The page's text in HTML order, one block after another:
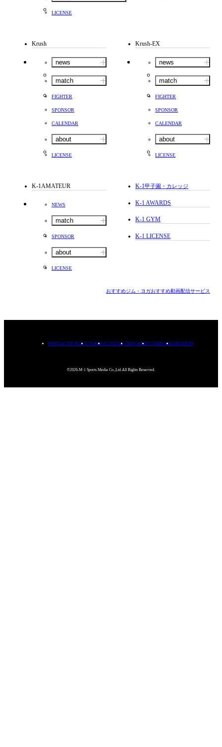
LICENSE
Krush
news
match
FIGHTER
SPONSOR
CALENDAR
about
LICENSE
Krush-EX
news
match
FIGHTER
SPONSOR
CALENDAR
about
LICENSE
K-1AMATEUR
NEWS
match
SPONSOR
about
LICENSE
K-1甲子園・カレッジ
K-1 AWARDS
K-1 GYM
K-1 LICENSE
おすすめジム・ヨガおすすめ動画配信サービス
PRIVACYPOLICYTERMSCONTACTRECRUITCOMPANYMISSION
©2026.M-1 Sports Media Co.,Ltd.All Rights Reserved.